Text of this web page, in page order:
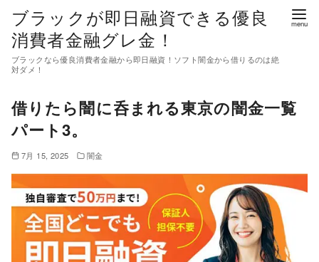
ブラックが即日融資できる優良
消費者金融グレ金！
ブラックなら優良消費者金融から即日融資！ソフト闇金から借りるのは絶
対ダメ！
借りたら闇に呑まれる東京の闇金一覧
パート3。
7月 15, 2025 闇金